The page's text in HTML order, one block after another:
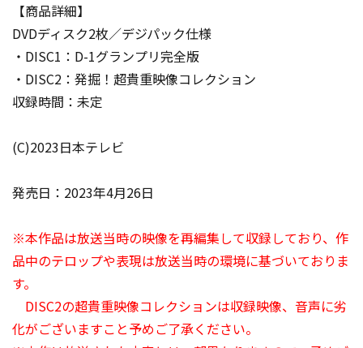
【商品詳細】
DVDディスク2枚／デジパック仕様
・DISC1：D-1グランプリ完全版
・DISC2：発掘！超貴重映像コレクション
収録時間：未定
(C)2023日本テレビ
発売日：2023年4月26日
※本作品は放送当時の映像を再編集して収録しており、作
品中のテロップや表現は放送当時の環境に基づいておりま
す。
DISC2の超貴重映像コレクションは収録映像、音声に劣
化がございますこと予めご了承ください。